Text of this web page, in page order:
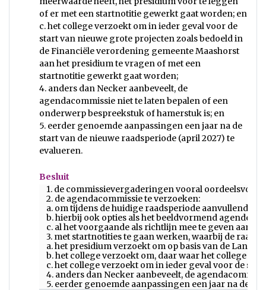
of er met een startnotitie gewerkt gaat worden; en
c. het college verzoekt om in ieder geval voor de
start van nieuwe grote projecten zoals bedoeld in
de Financiële verordening gemeente Maashorst
aan het presidium te vragen of met een
startnotitie gewerkt gaat worden;
4. anders dan Necker aanbeveelt, de
agendacommissie niet te laten bepalen of een
onderwerp bespreekstuk of hamerstuk is; en
5. eerder genoemde aanpassingen een jaar na de
start van de nieuwe raadsperiode (april 2027) te
evalueren.
Besluit
1. de commissievergaderingen vooral
2. de agendacommissie te verzoeken:
a. om tijdens de huidige raadsperiode aanvullende
b. hierbij ook opties als het beeldvormend
c. al het voorgaande als richtlijn mee te geven aan de
3. met startnotities te gaan werken, waarbij de raad:
a. het presidium verzoekt om op basis van de
b. het college verzoekt om, daar waar het college
c. het college verzoekt om in ieder geval voor de
4. anders dan Necker aanbeveelt, de
5. eerder genoemde aanpassingen een jaar na de